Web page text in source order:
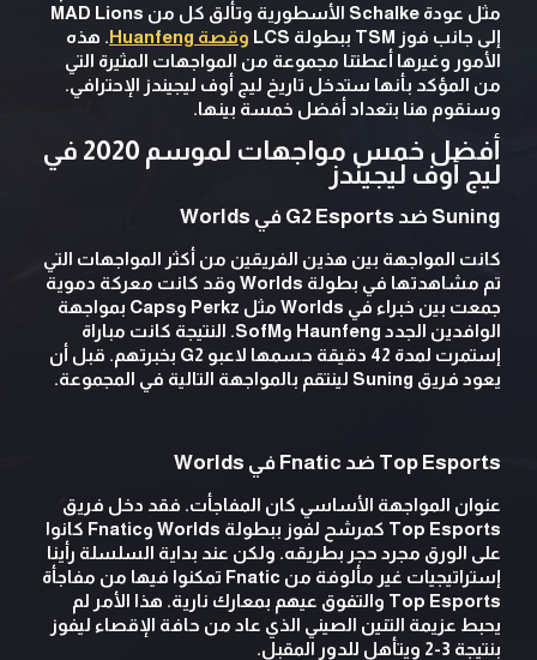
مثل عودة Schalke الأسطورية وتألق كل من MAD Lions
إلى جانب فوز TSM ببطولة LCS
وقصة Huanfeng
. هذه
الأمور وغيرها أعطتنا مجموعة من المواجهات المثيرة التي
من المؤكد بأنها ستدخل تاريخ ليج أوف ليجيندز الإحترافي.
وسنقوم هنا بتعداد أفضل خمسة بينها.
أفضل خمس مواجهات لموسم 2020 في
ليج أوف ليجيندز
Suning ضد G2 Esports في Worlds
كانت المواجهة بين هذين الفريقين من أكثر المواجهات التي
تم مشاهدتها في بطولة Worlds وقد كانت معركة دموية
جمعت بين خبراء في Worlds مثل Perkz وCaps بمواجهة
الوافدين الجدد Haunfeng وSofM. النتيجة كانت مباراة
إستمرت لمدة 42 دقيقة حسمها لاعبو G2 بخبرتهم. قبل أن
يعود فريق Suning لينتقم بالمواجهة التالية في المجموعة.
Top Esports ضد Fnatic في Worlds
عنوان المواجهة الأساسي كان المفاجأت. فقد دخل فريق
Top Esports كمرشح لفوز ببطولة Worlds وFnatic كانوا
على الورق مجرد حجر بطريقه. ولكن عند بداية السلسلة رأينا
إستراتيجيات غير مألوفة من Fnatic تمكنوا فيها من مفاجأة
Top Esports والتفوق عيهم بمعارك نارية. هذا الأمر لم
يحبط عزيمة التنين الصيني الذي عاد من حافة الإقصاء ليفوز
بنتيجة 3-2 ويتأهل للدور المقبل.